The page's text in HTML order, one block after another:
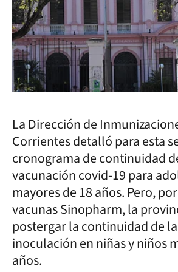
La Dirección de
Corrientes detalló para esta
cronograma de continuidad
vacunación covid-19 para
mayores de 18 años. Pero,
vacunas Sinopharm, la
postergar la continuidad de
inoculación en niñas y niños
años.